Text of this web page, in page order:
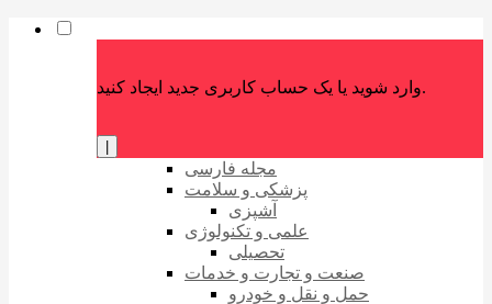
وارد شوید یا یک حساب کاربری جدید ایجاد کنید.
مجله فارسی
پزشکی و سلامت
آشپزی
علمی و تکنولوژی
تحصیلی
صنعت و تجارت و خدمات
حمل و نقل و خودرو